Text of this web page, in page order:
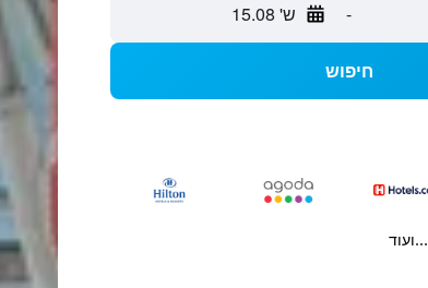
- ש' 15.08
חיפוש
...ועוד